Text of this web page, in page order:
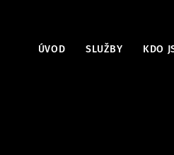
ÚVOD SLUŽBY KDO